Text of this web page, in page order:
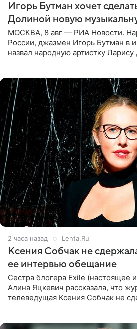
Игорь Бутман хочет
Долиной новую
МОСКВА, 8 авг — РИА Новости.
России, джазмен Игорь Бутман в
назвал народную артистку
2 часа назад Lenta.Ru
Ксения Собчак не
ее интервью обещание
Сестра блогера Exile (настоящее
Алина Яцкевич рассказала, что
телеведущая Ксения Собчак не